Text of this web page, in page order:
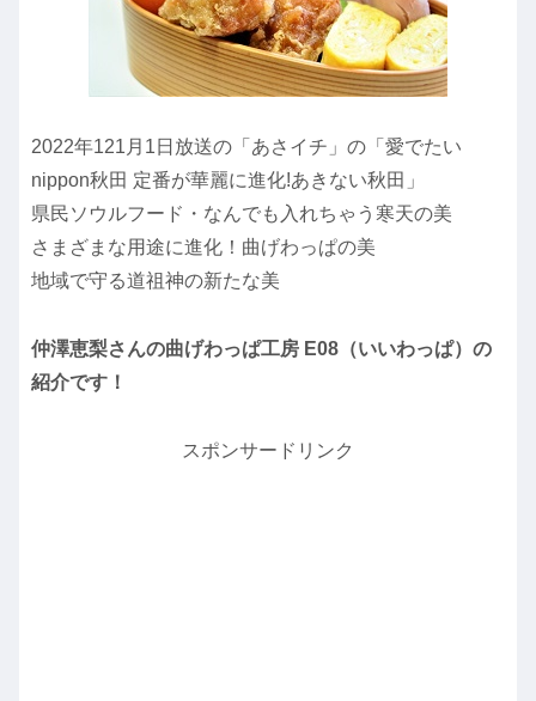
2022年121月1日放送の「あさイチ」の「愛でたい
nippon秋田 定番が華麗に進化!あきない秋田」
県民ソウルフード・なんでも入れちゃう寒天の美
さまざまな用途に進化！曲げわっぱの美
地域で守る道祖神の新たな美
仲澤恵梨さんの曲げわっぱ工房 E08（いいわっぱ）の
紹介です！
スポンサードリンク